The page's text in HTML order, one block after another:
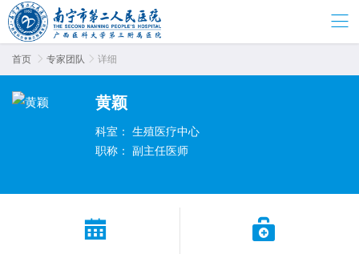
首页  专家团队  详细
黄颖
科室：
生殖医疗中心
职称： 副主任医师
 